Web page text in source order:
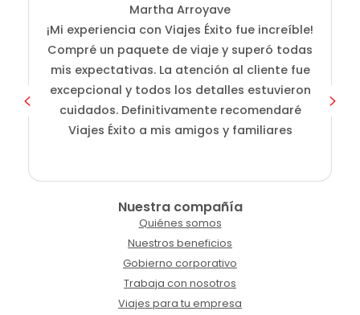
Martha Arroyave
¡Mi experiencia con Viajes Éxito fue increíble!
Compré un paquete de viaje y superó todas
mis expectativas. La atención al cliente fue
excepcional y todos los detalles estuvieron
cuidados. Definitivamente recomendaré
Viajes Éxito a mis amigos y familiares
Nuestra compañía
Quiénes somos
Nuestros beneficios
Gobierno corporativo
Trabaja con nosotros
Viajes para tu empresa